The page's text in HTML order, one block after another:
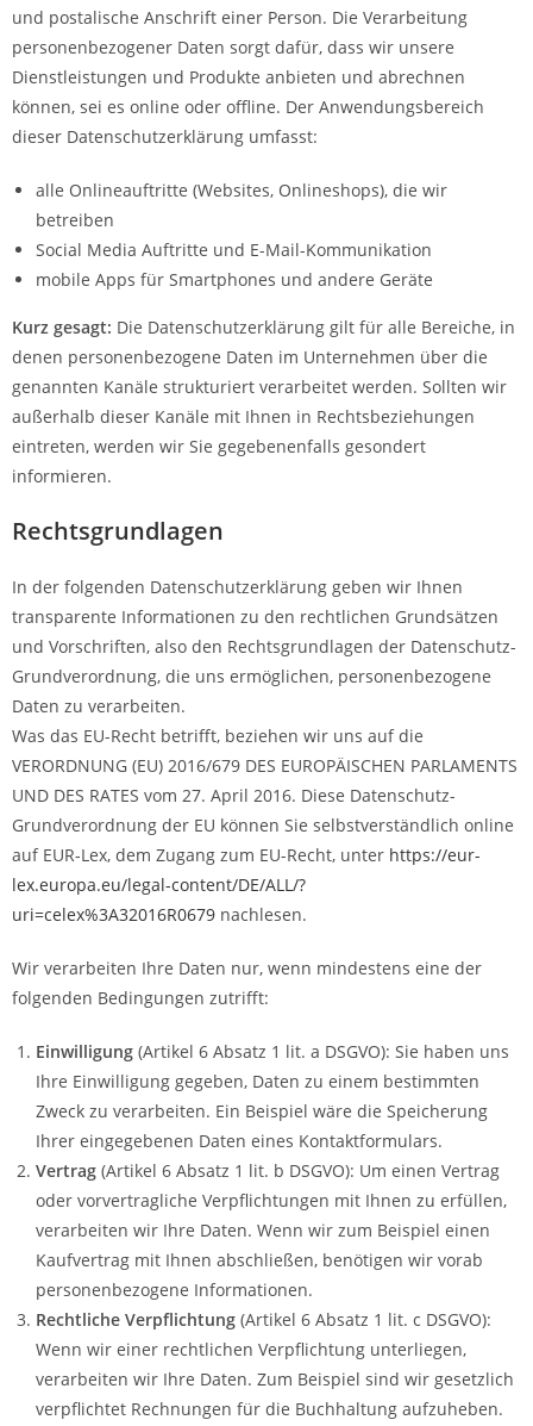
und postalische Anschrift einer Person. Die Verarbeitung
personenbezogener Daten sorgt dafür, dass wir unsere
Dienstleistungen und Produkte anbieten und abrechnen
können, sei es online oder offline. Der Anwendungsbereich
dieser Datenschutzerklärung umfasst:
alle Onlineauftritte (Websites, Onlineshops), die wir
betreiben
Social Media Auftritte und E-Mail-Kommunikation
mobile Apps für Smartphones und andere Geräte
Kurz gesagt: Die Datenschutzerklärung gilt für alle Bereiche, in
denen personenbezogene Daten im Unternehmen über die
genannten Kanäle strukturiert verarbeitet werden. Sollten wir
außerhalb dieser Kanäle mit Ihnen in Rechtsbeziehungen
eintreten, werden wir Sie gegebenenfalls gesondert
informieren.
Rechtsgrundlagen
In der folgenden Datenschutzerklärung geben wir Ihnen
transparente Informationen zu den rechtlichen Grundsätzen
und Vorschriften, also den Rechtsgrundlagen der Datenschutz-
Grundverordnung, die uns ermöglichen, personenbezogene
Daten zu verarbeiten.
Was das EU-Recht betrifft, beziehen wir uns auf die
VERORDNUNG (EU) 2016/679 DES EUROPÄISCHEN PARLAMENTS
UND DES RATES vom 27. April 2016. Diese Datenschutz-
Grundverordnung der EU können Sie selbstverständlich online
auf EUR-Lex, dem Zugang zum EU-Recht, unter https://eur-
lex.europa.eu/legal-content/DE/ALL/?
uri=celex%3A32016R0679 nachlesen.
Wir verarbeiten Ihre Daten nur, wenn mindestens eine der
folgenden Bedingungen zutrifft:
Einwilligung (Artikel 6 Absatz 1 lit. a DSGVO): Sie haben uns
Ihre Einwilligung gegeben, Daten zu einem bestimmten
Zweck zu verarbeiten. Ein Beispiel wäre die Speicherung
Ihrer eingegebenen Daten eines Kontaktformulars.
Vertrag (Artikel 6 Absatz 1 lit. b DSGVO): Um einen Vertrag
oder vorvertragliche Verpflichtungen mit Ihnen zu erfüllen,
verarbeiten wir Ihre Daten. Wenn wir zum Beispiel einen
Kaufvertrag mit Ihnen abschließen, benötigen wir vorab
personenbezogene Informationen.
Rechtliche Verpflichtung (Artikel 6 Absatz 1 lit. c DSGVO):
Wenn wir einer rechtlichen Verpflichtung unterliegen,
verarbeiten wir Ihre Daten. Zum Beispiel sind wir gesetzlich
verpflichtet Rechnungen für die Buchhaltung aufzuheben.